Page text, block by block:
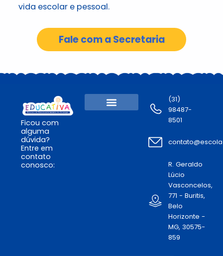
vida escolar e pessoal.
Fale com a Secretaria
Ficou com
alguma
dúvida?
Entre em
contato
conosco:
(31)
98487-
8501
R. Geraldo
Lúcio
Vasconcelos,
771 - Buritis,
Belo
Horizonte -
MG, 30575-
859